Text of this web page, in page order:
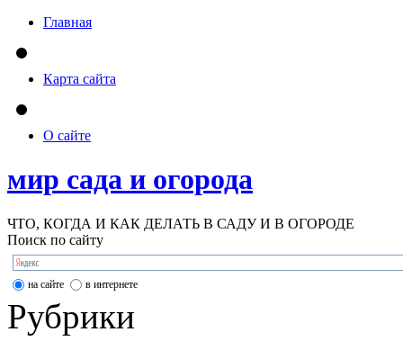
Главная
Карта сайта
О сайте
мир сада и огорода
ЧТО, КОГДА И КАК ДЕЛАТЬ В САДУ И В ОГОРОДЕ
Поиск по сайту
на сайте в интернете
Рубрики